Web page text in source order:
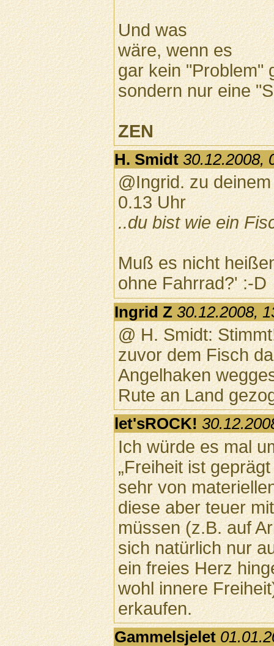
Und was
wäre, wenn es
gar kein "Problem"
sondern nur eine
ZEN
H. Smidt 30.12.2008,
@Ingrid. zu
0.13 Uhr
..du bist wie ein
Muß es nicht
ohne Fahrrad?' :-D
Ingrid Z 30.12.2008,
@ H. Smidt:
zuvor dem Fisch
Angelhaken
Rute an Land
let'sROCK!
Ich würde es mal
„Freiheit ist
sehr von
diese aber teuer
müssen (z.B. auf
sich natürlich nur
ein freies Herz
wohl innere
erkaufen.
Gammelsjelet